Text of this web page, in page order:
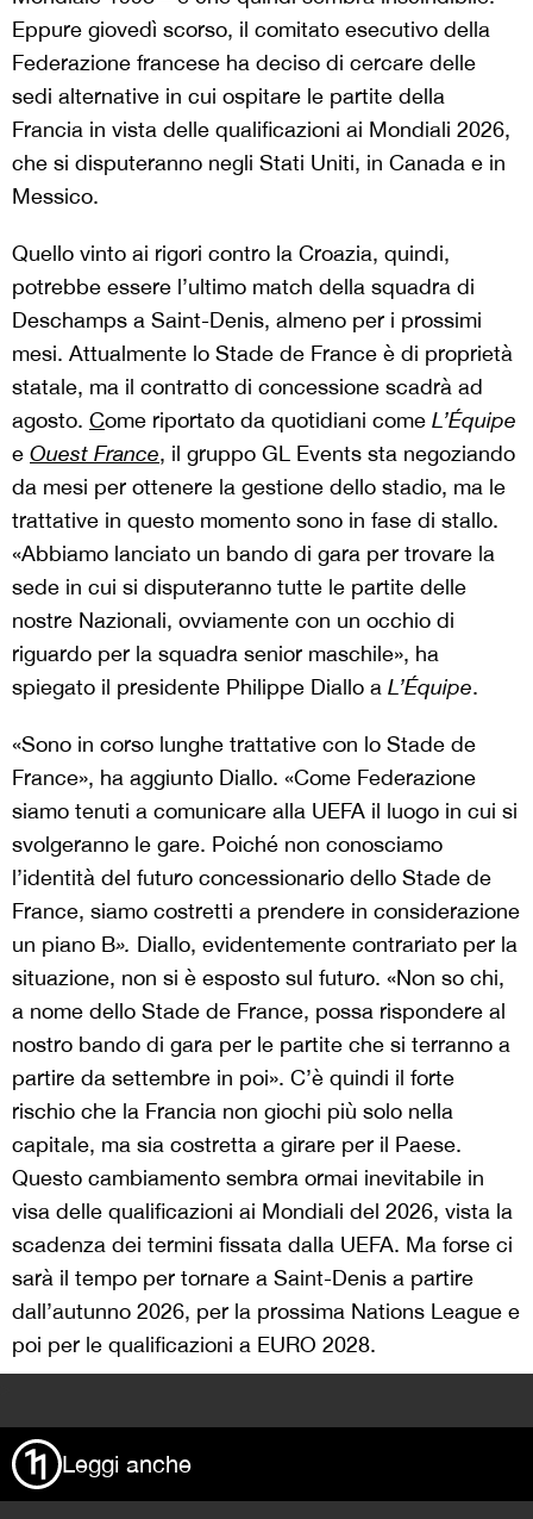
Eppure giovedì scorso, il comitato esecutivo della
Federazione francese ha deciso di cercare delle
sedi alternative in cui ospitare le partite della
Francia in vista delle qualificazioni ai Mondiali 2026,
che si disputeranno negli Stati Uniti, in Canada e in
Messico.
Quello vinto ai rigori contro la Croazia, quindi,
potrebbe essere l’ultimo match della squadra di
Deschamps a Saint-Denis, almeno per i prossimi
mesi. Attualmente lo Stade de France è di proprietà
statale, ma il contratto di concessione scadrà ad
agosto. Come riportato da quotidiani come L’Équipe
e Ouest France, il gruppo GL Events sta negoziando
da mesi per ottenere la gestione dello stadio, ma le
trattative in questo momento sono in fase di stallo.
«Abbiamo lanciato un bando di gara per trovare la
sede in cui si disputeranno tutte le partite delle
nostre Nazionali, ovviamente con un occhio di
riguardo per la squadra senior maschile», ha
spiegato il presidente Philippe Diallo a L’Équipe.
«Sono in corso lunghe trattative con lo Stade de
France», ha aggiunto Diallo. «Come Federazione
siamo tenuti a comunicare alla UEFA il luogo in cui si
svolgeranno le gare. Poiché non conosciamo
l’identità del futuro concessionario dello Stade de
France, siamo costretti a prendere in considerazione
un piano B». Diallo, evidentemente contrariato per la
situazione, non si è esposto sul futuro. «Non so chi,
a nome dello Stade de France, possa rispondere al
nostro bando di gara per le partite che si terranno a
partire da settembre in poi». C’è quindi il forte
rischio che la Francia non giochi più solo nella
capitale, ma sia costretta a girare per il Paese.
Questo cambiamento sembra ormai inevitabile in
visa delle qualificazioni ai Mondiali del 2026, vista la
scadenza dei termini fissata dalla UEFA. Ma forse ci
sarà il tempo per tornare a Saint-Denis a partire
dall’autunno 2026, per la prossima Nations League e
poi per le qualificazioni a EURO 2028.
Leggi anche